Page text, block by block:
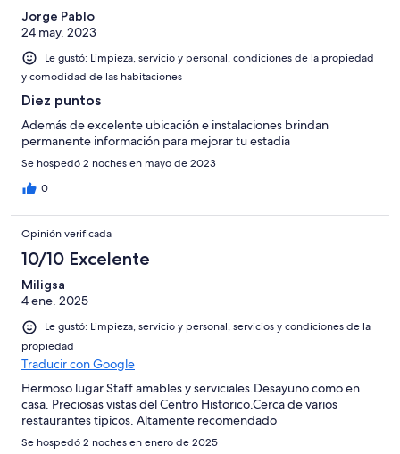
Jorge Pablo
24 may. 2023
Le gustó: Limpieza, servicio y personal, condiciones de la propiedad
y comodidad de las habitaciones
Diez puntos
Además de excelente ubicación e instalaciones brindan
permanente información para mejorar tu estadia
Se hospedó 2 noches en mayo de 2023
0
Opinión verificada
10/10 Excelente
Miligsa
4 ene. 2025
Le gustó: Limpieza, servicio y personal, servicios y condiciones de la
propiedad
Traducir con Google
Hermoso lugar.Staff amables y serviciales.Desayuno como en
casa. Preciosas vistas del Centro Historico.Cerca de varios
restaurantes tipicos. Altamente recomendado
Se hospedó 2 noches en enero de 2025